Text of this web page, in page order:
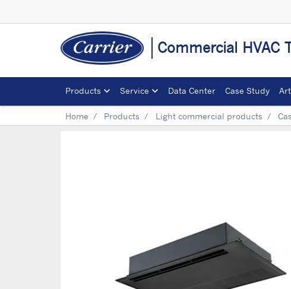
Commercial HVAC
Products Service Data Center Case Study
Home Products Light commercial products